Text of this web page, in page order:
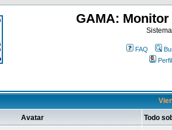
GAMA:
FAQ
Perfil
Avatar Todo